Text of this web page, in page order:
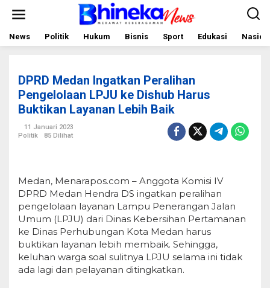
News Politik Hukum Bisnis Sport Edukasi
DPRD Medan Ingatkan Peralihan
Pengelolaan LPJU ke Dishub Harus
Buktikan Layanan Lebih Baik
11 Januari 2023
Politik
85 Dilihat
Medan, Menarapos.com – Anggota Komisi IV
DPRD Medan Hendra DS ingatkan peralihan
pengelolaan layanan Lampu Penerangan Jalan
Umum (LPJU) dari Dinas Kebersihan Pertamanan
ke Dinas Perhubungan Kota Medan harus
buktikan layanan lebih membaik. Sehingga,
keluhan warga soal sulitnya LPJU selama ini tidak
ada lagi dan pelayanan ditingkatkan.